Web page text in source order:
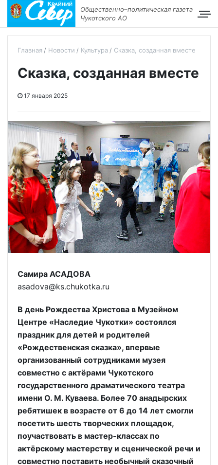
Общественно–политическая газета
Чукотского АО
Главная Новости Культура Сказка, созданная вместе
Сказка, созданная вместе
17 января 2025
Самира АСАДОВА
asadova@ks.chukotka.ru
В день Рождества Христова в Музейном
Центре «Наследие Чукотки» состоялся
праздник для детей и родителей
«Рождественская сказка», впервые
организованный сотрудниками музея
совместно с актёрами Чукотского
государственного драматического театра
имени О. М. Куваева. Более 70 анадырских
ребятишек в возрасте от 6 до 14 лет смогли
посетить шесть творческих площадок,
поучаствовать в мастер-классах по
актёрскому мастерству и сценической речи и
совместно поставить необычный сказочный